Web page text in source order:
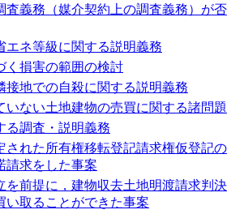
査義務（媒介契約上の調査義務）が否
エネ等級に関する説明義務
く損害の範囲の検討
接地での自殺に関する説明義務
いない土地建物の売買に関する諸問題
る調査・説明義務
された所有権移転登記請求権仮登記の
請求をした事案
を前提に，建物収去土地明渡請求判決
い取ることができた事案